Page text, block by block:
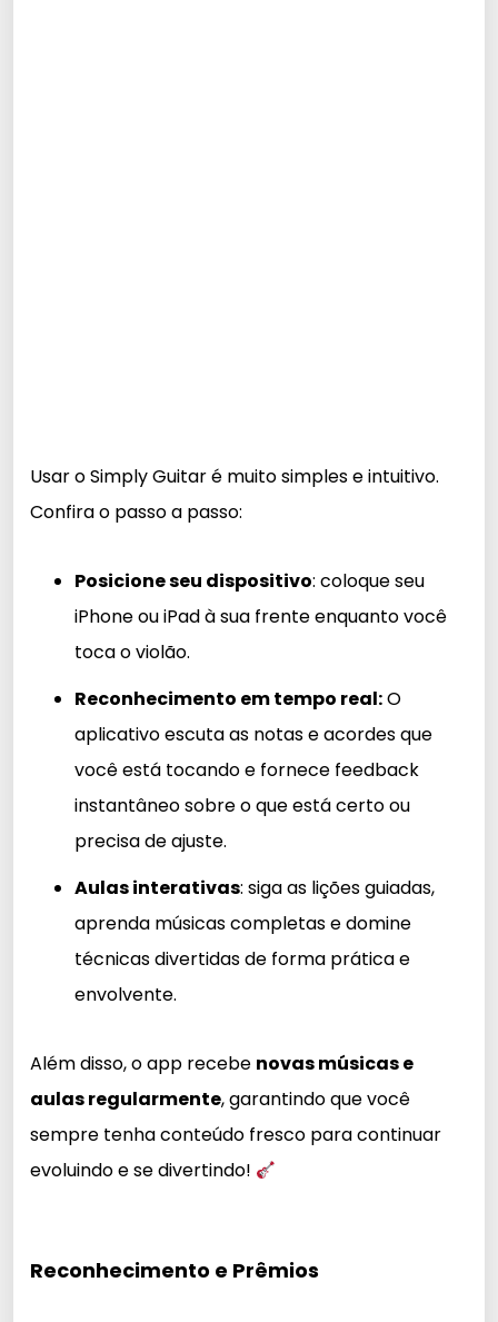
Usar o Simply Guitar é muito simples e intuitivo.
Confira o passo a passo:
Posicione seu dispositivo: coloque seu
iPhone ou iPad à sua frente enquanto você
toca o violão.
Reconhecimento em tempo real:O
aplicativo escuta as notas e acordes que
você está tocando e fornece feedback
instantâneo sobre o que está certo ou
precisa de ajuste.
Aulas interativas: siga as lições guiadas,
aprenda músicas completas e domine
técnicas divertidas de forma prática e
envolvente.
Além disso, o app recebe novas músicas e
aulas regularmente, garantindo que você
sempre tenha conteúdo fresco para continuar
evoluindo e se divertindo!
Reconhecimento e Prêmios